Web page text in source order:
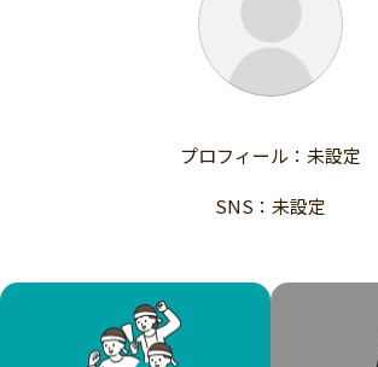
支援
支援
終了日
国際協力
子ども
フード
環境
人権
終了日が近い
カテゴリーからさがす
医療・福祉
子ども・教育
人権・マイノリティ
北海道 青森 岩手 宮城
秋
福島
プロフィール：未設定
SNS：未設定